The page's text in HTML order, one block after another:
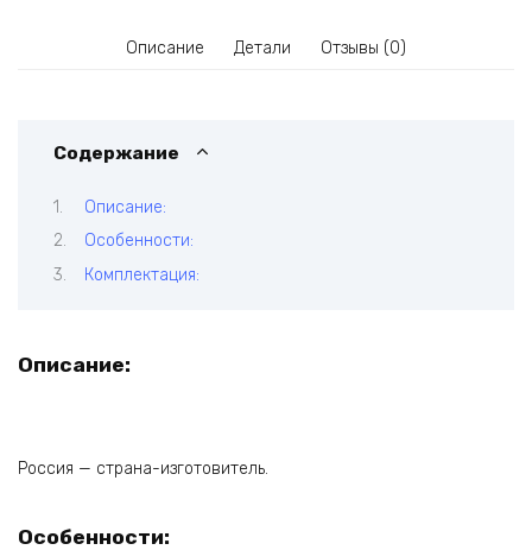
Описание Детали Отзывы (0)
Содержание
Описание:
Особенности:
Комплектация:
Описание:
Россия — страна-изготовитель.
Особенности: